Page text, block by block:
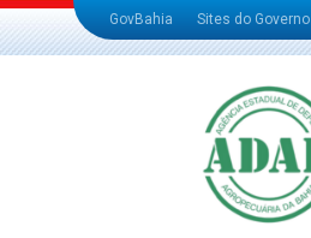
GovBahia Sites do Governo